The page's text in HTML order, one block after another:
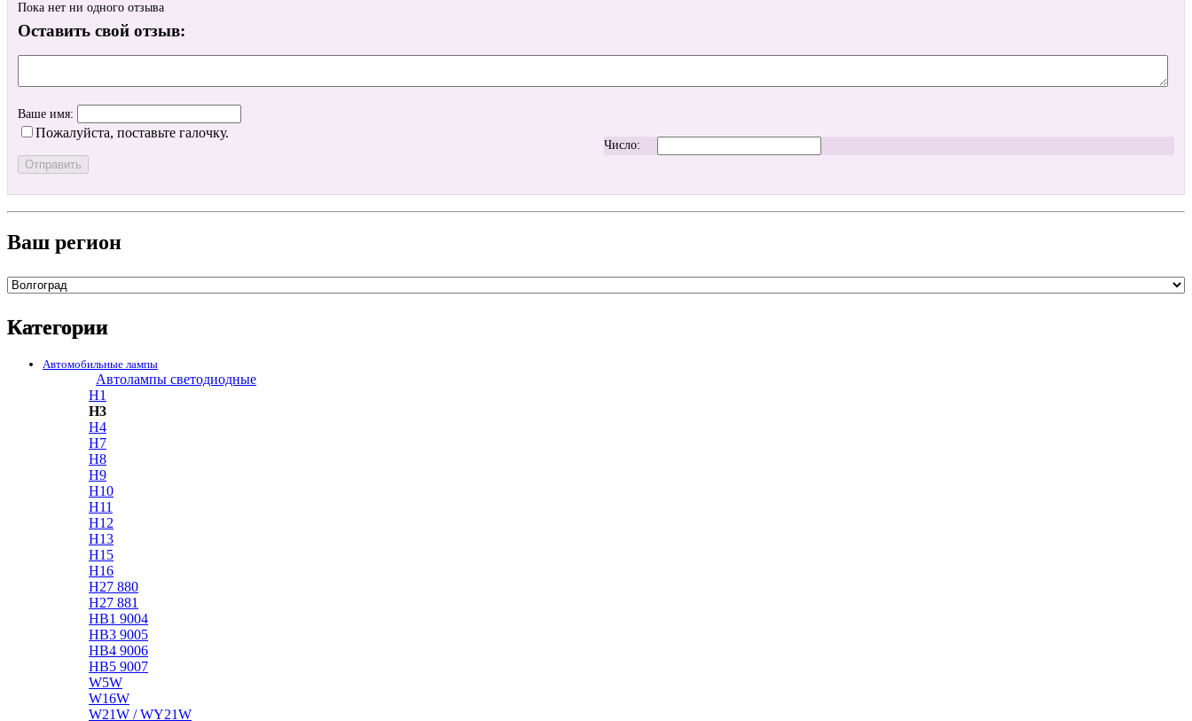
Пока нет ни одного отзыва
Оставить свой отзыв:
Ваше имя:
Пожалуйста, поставьте галочку.
Число:
Ваш регион
Категории
Автомобильные лампы
Автолампы светодиодные
H1
H3
H4
H7
H8
H9
H10
H11
H12
H13
H15
H16
H27 880
H27 881
HB1 9004
HB3 9005
HB4 9006
HB5 9007
W5W
W16W
W21W / WY21W